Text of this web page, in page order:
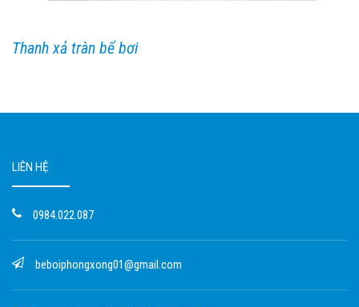
Thanh xả tràn bể bơi
LIÊN HỆ
0984.022.087
beboiphongxong01@gmail.com